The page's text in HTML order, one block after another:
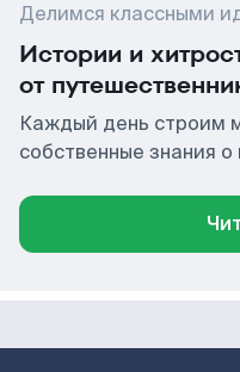
Делимся классными
Истории и
от
Каждый день строим
собственные знания